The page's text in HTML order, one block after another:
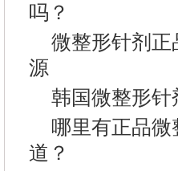
吗？
微整形针剂
源
韩国微整形
哪里有正品
道？